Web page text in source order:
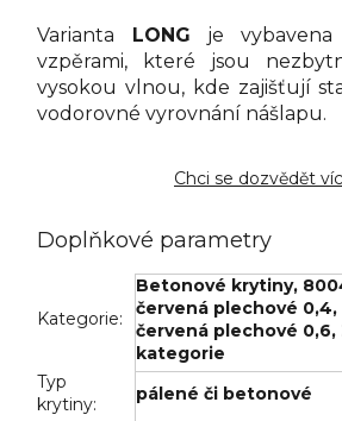
Varianta LONG
je vybavena
vzpěrami, které jsou
vysokou vlnou, kde zajišťují
vodorovné vyrovnání nášlapu.
Chci se dozvědět víc
Doplňkové parametry
Kategorie:
Betonové krytiny,
červená plechové 0,4,
červená plechové 0,6,
kategorie
Typ
krytiny:
pálené či betonové